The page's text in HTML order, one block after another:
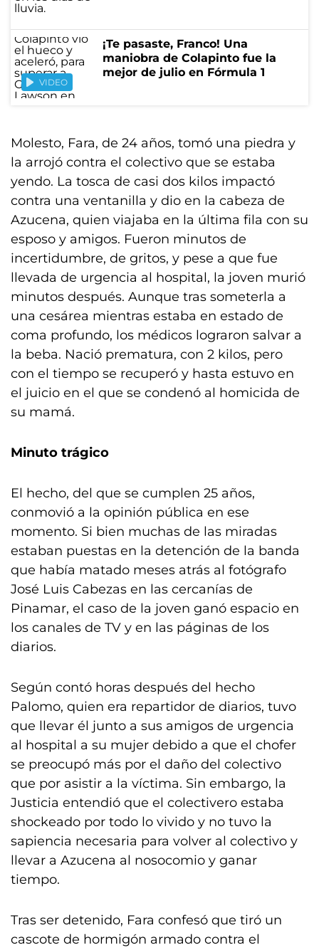
VIDEO
¡Te pasaste, Franco! Una
maniobra de Colapinto fue la
mejor de julio en Fórmula 1
Molesto, Fara, de 24 años, tomó una piedra y
la arrojó contra el colectivo que se estaba
yendo. La tosca de casi dos kilos impactó
contra una ventanilla y dio en la cabeza de
Azucena, quien viajaba en la última fila con su
esposo y amigos. Fueron minutos de
incertidumbre, de gritos, y pese a que fue
llevada de urgencia al hospital, la joven murió
minutos después. Aunque tras someterla a
una cesárea mientras estaba en estado de
coma profundo, los médicos lograron salvar a
la beba. Nació prematura, con 2 kilos, pero
con el tiempo se recuperó y hasta estuvo en
el juicio en el que se condenó al homicida de
su mamá.
Minuto trágico
El hecho, del que se cumplen 25 años,
conmovió a la opinión pública en ese
momento. Si bien muchas de las miradas
estaban puestas en la detención de la banda
que había matado meses atrás al fotógrafo
José Luis Cabezas en las cercanías de
Pinamar, el caso de la joven ganó espacio en
los canales de TV y en las páginas de los
diarios.
Según contó horas después del hecho
Palomo, quien era repartidor de diarios, tuvo
que llevar él junto a sus amigos de urgencia
al hospital a su mujer debido a que el chofer
se preocupó más por el daño del colectivo
que por asistir a la víctima. Sin embargo, la
Justicia entendió que el colectivero estaba
shockeado por todo lo vivido y no tuvo la
sapiencia necesaria para volver al colectivo y
llevar a Azucena al nosocomio y ganar
tiempo.
Tras ser detenido, Fara confesó que tiró un
cascote de hormigón armado contra el